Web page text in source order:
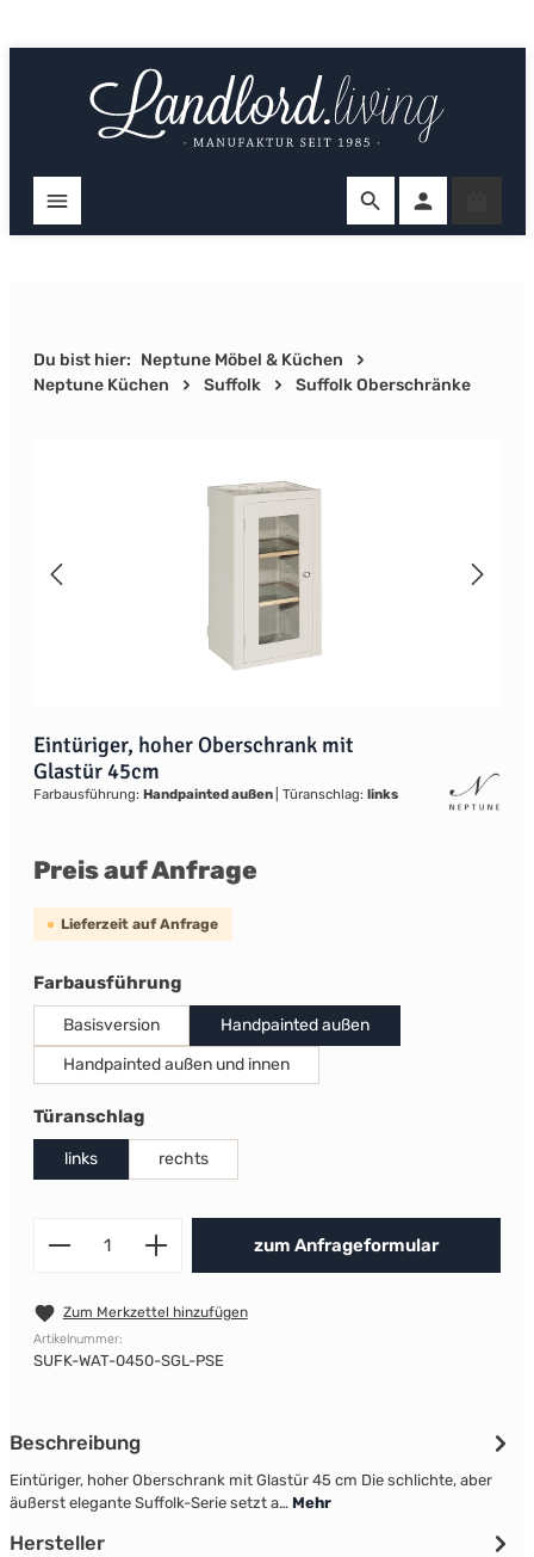
Du bist hier: Neptune Möbel & Küchen
Neptune Küchen
Suffolk Suffolk Oberschränke
Eintüriger, hoher Oberschrank mit
Glastür 45cm
Farbausführung: Handpainted außen Türanschlag: links
Preis auf Anfrage
Lieferzeit auf Anfrage
Farbausführungauswählen
Basisversion
Handpainted außen
Handpainted außen und innen
Türanschlagauswählen
links rechts
Produkt Anzahl: Gib den
zum Anfrageformular
Zum Merkzettel hinzufügen
Artikelnummer:
SUFK-WAT-0450-SGL-PSE
Beschreibung
Eintüriger, hoher Oberschrank mit Glastür 45 cm Die schlichte, aber
äußerst elegante Suffolk-Serie setzt a… Mehr
Hersteller